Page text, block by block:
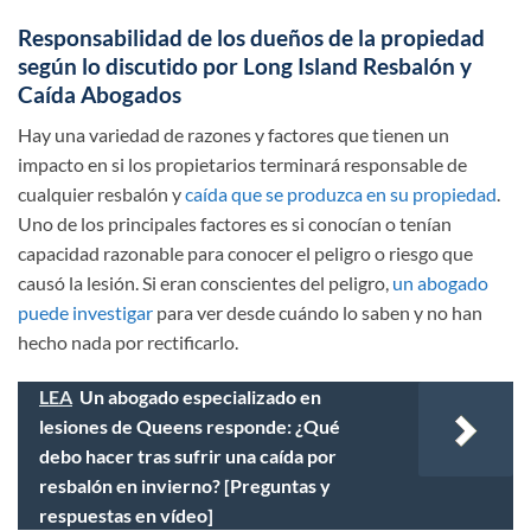
Responsabilidad de los dueños de la propiedad
según lo discutido por Long Island Resbalón y
Caída Abogados
Hay una variedad de razones y factores que tienen un
impacto en si los propietarios terminará responsable de
cualquier resbalón ycaída que se produzca en su propiedad.
Uno de los principales factores es si conocían o tenían
capacidad razonable para conocer el peligro o riesgo que
causó la lesión. Si eran conscientes del peligro, un abogado
puede investigar para ver desde cuándo lo saben y no han
hecho nada por rectificarlo.
LEA Un abogado especializado en
lesiones de Queens responde: ¿Qué
debo hacer tras sufrir una caída por
resbalón en invierno? [Preguntas y
respuestas en vídeo]